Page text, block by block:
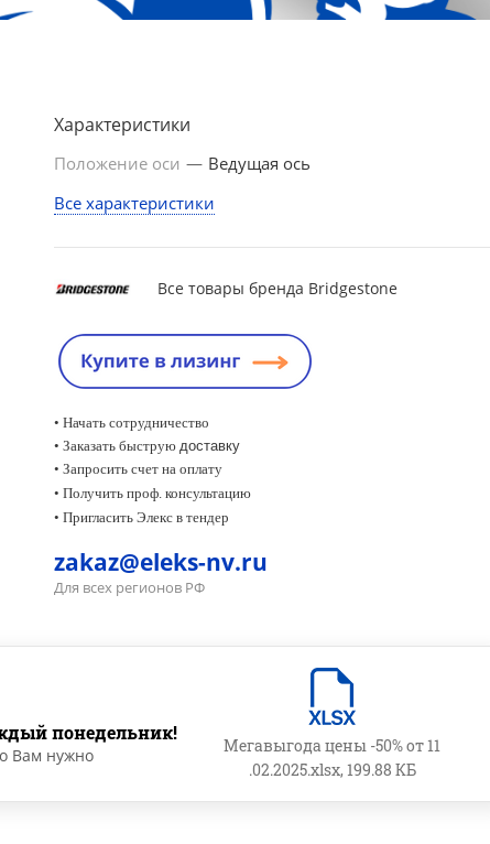
Характеристики
Положение оси — Ведущая ось
Все характеристики
Все товары бренда Bridgestone
• Начать сотрудничество
• Заказать быструю доставку
• Запросить счет на оплату
• Получить проф. консультацию
• Пригласить Элекс в тендер
zakaz@eleks-nv.ru
Для всех регионов РФ
понедельник!
Вам нужно
Мегавыгода цены -50% от 11
.02.2025.xlsx, 199.88 КБ